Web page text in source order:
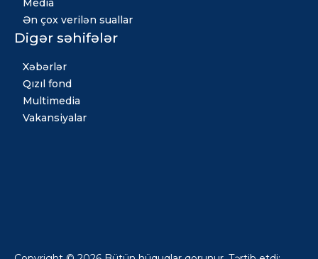
Media
Ən çox verilən suallar
Digər səhifələr
Xəbərlər
Qızıl fond
Multimedia
Vakansiyalar